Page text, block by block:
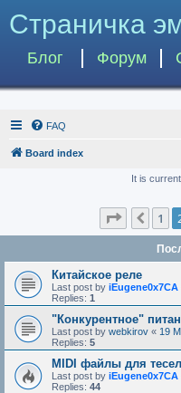
Страничка
Блог Форум
FAQ
Board index
It is
Page of
1
Китайское реле
Last post by iEugene0x7CA
Replies: 1
"Конкурентное"
Last post by webkirov « 19
Replies: 5
MIDI файлы для тесел
Last post by iEugene0x7CA
Replies: 44